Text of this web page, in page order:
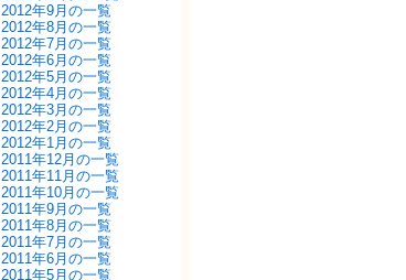
2012年9月の一覧
2012年8月の一覧
2012年7月の一覧
2012年6月の一覧
2012年5月の一覧
2012年4月の一覧
2012年3月の一覧
2012年2月の一覧
2012年1月の一覧
2011年12月の一覧
2011年11月の一覧
2011年10月の一覧
2011年9月の一覧
2011年8月の一覧
2011年7月の一覧
2011年6月の一覧
2011年5月の一覧